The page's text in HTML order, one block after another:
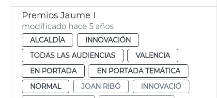
Premios Jaume I
modificado hace 5 años
ALCALDÍA
INNOVACIÓN
TODAS LAS AUDIENCIAS
VALENCIA
EN PORTADA
EN PORTADA TEMÁTICA
NORMAL
JOAN RIBÓ
INNOVACIÓ